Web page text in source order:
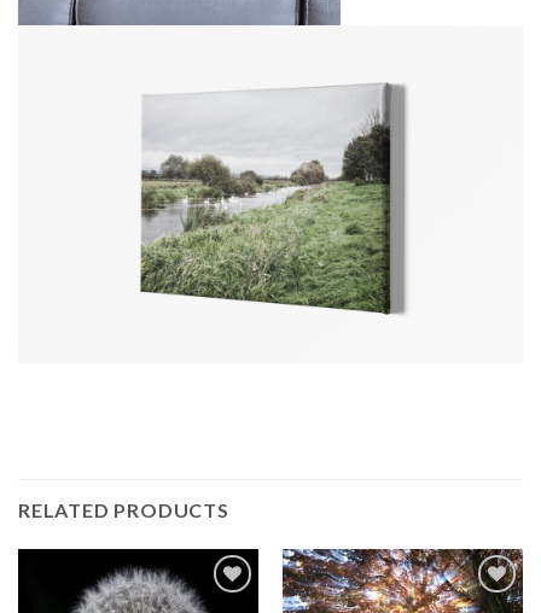
RELATED PRODUCTS
Add to Add to